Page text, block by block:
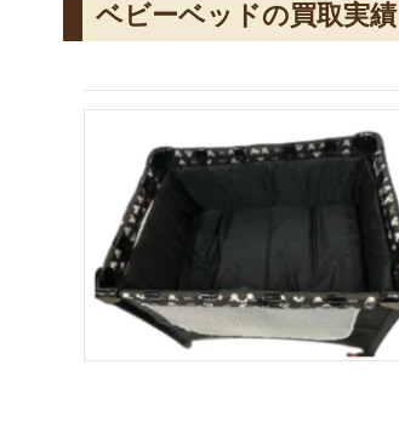
ベビーベッドの買取実績